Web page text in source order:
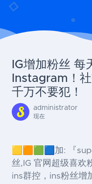
IG增加粉丝 每
Instagram！
千万不要犯！
administrator
现在
🟨🟧🟩🟦加: 『
丝,IG 官网超级喜欢
ins群控，ins粉丝增